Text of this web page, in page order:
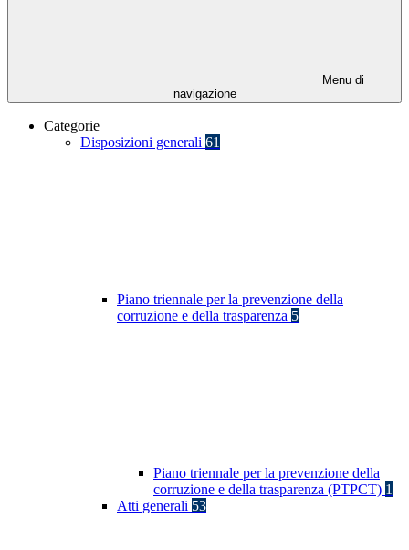
Menu di
navigazione
Categorie
Disposizioni generali 61
Piano triennale per la prevenzione della
corruzione e della trasparenza 5
Piano triennale per la prevenzione della
corruzione e della trasparenza (PTPCT) 1
Atti generali 53